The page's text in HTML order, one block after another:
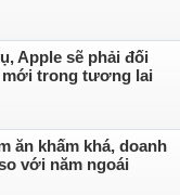
Apple sẽ phải đối
trong tương lai
ăn khấm khá, doanh
với năm ngoái